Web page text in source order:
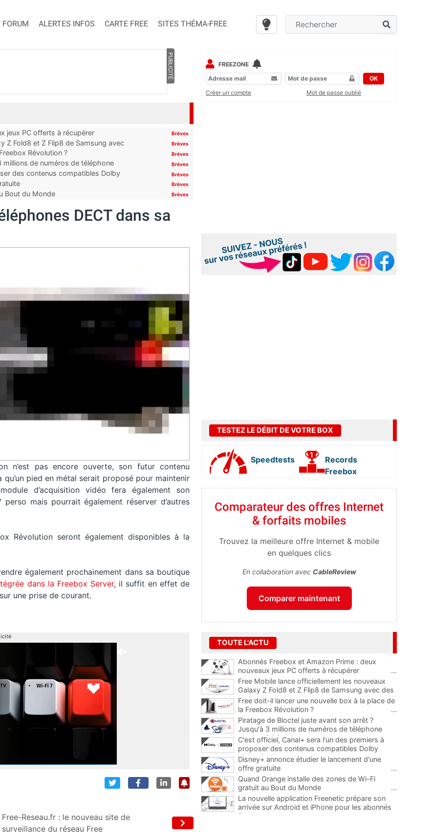
FORUM ALERTES INFOS CARTE FREE SITES THÉMA-FREE
PUBLICITÉ
jeux PC offerts à récupérer Brèves
Z Fold8 et Z Flip8 de Samsung avec
Brèves
Révolution ? Brèves
millions de numéros de téléphone
Brèves
des contenus compatibles Dolby
Brèves
Brèves
Bout du Monde Brèves
DECT dans sa
n’est pas encore ouverte, son futur contenu
pied en métal serait proposé pour maintenir
d’acquisition vidéo fera également son
mais pourrait également réserver d’autres
Révolution seront également disponibles à la
également prochainement dans sa boutique
dans la Freebox Server, il suffit en effet de
une prise de courant.
Free-Reseau.fr : le nouveau site de
surveillance du réseau Free
FREEZONE
OK
Créer un compte
Mot de passe oublié
TESTEZ LE DÉBIT DE VOTRE BOX
Speedtests
Records
Freebox
Comparateur des offres Internet
& forfaits mobiles
Trouvez la meilleure offre Internet & mobile
en quelques clics
En collaboration avec CableReview
Comparer maintenant
TOUTE L'ACTU
Abonnés Freebox et Amazon Prime : deux
nouveaux jeux PC offerts à récupérer
...
Free Mobile lance officiellement les nouveaux
Galaxy Z Fold8 et Z Flip8 de Samsung avec des
promos et des cadeaux
...
Free doit-il lancer une nouvelle box à la place de
la Freebox Révolution ?
...
Piratage de Bloctel juste avant son arrêt ?
Jusqu'à 3 millions de numéros de téléphone
auraient fuité
C'est officiel, Canal+ sera l'un des premiers à
proposer des contenus compatibles Dolby
Vision 2
Disney+ annonce étudier le lancement d'une
offre gratuite
...
Quand Orange installe des zones de Wi-Fi
gratuit au Bout du Monde
...
La nouvelle application Freenetic prépare son
arrivée sur Android et iPhone pour les abonnés
Freebox, testez la